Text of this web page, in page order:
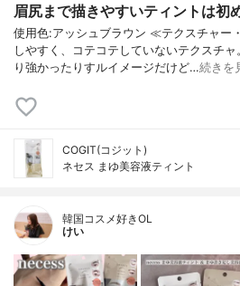
眉尻まで描きやすいティントは初
使用色:アッシュブラウン ≪テクスチャー
しやすく、コテコテしていないテクスチ
り強かったりすルイメージだけど…続きを
COGIT(コジット)
ネセス まゆ美容液ティント
韓国コスメ好きOL
けい